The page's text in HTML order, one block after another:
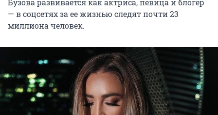
Бузова развивается как актриса, певица и блогер
— в соцсетях за ее жизнью следят почти 23
миллиона человек.